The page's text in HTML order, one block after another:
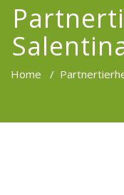
Home /